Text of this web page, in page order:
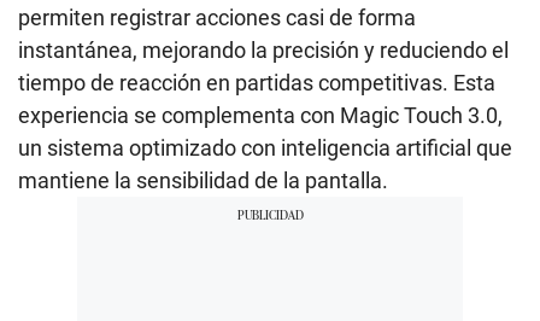
permiten registrar acciones casi de forma
instantánea, mejorando la precisión y reduciendo el
tiempo de reacción en partidas competitivas. Esta
experiencia se complementa con Magic Touch 3.0,
un sistema optimizado con inteligencia artificial que
mantiene la sensibilidad de la pantalla.